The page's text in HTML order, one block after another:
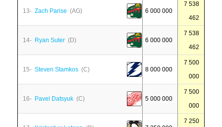
13- Zach Parise (AG) 6 000 000
7 538
462
14- Ryan Suter (D) 6 000 000
7 538
462
15- Steven Stamkos (C) 8 000 000
7 500
000
16- Pavel Datsyuk (C) 5 000 000
7 500
000
7 250